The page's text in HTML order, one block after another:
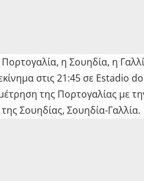
η Σουηδία, η
στις 21:45 σε Estadio
της Πορτογαλίας με
Σουηδίας, Σουηδία-Γαλλία.